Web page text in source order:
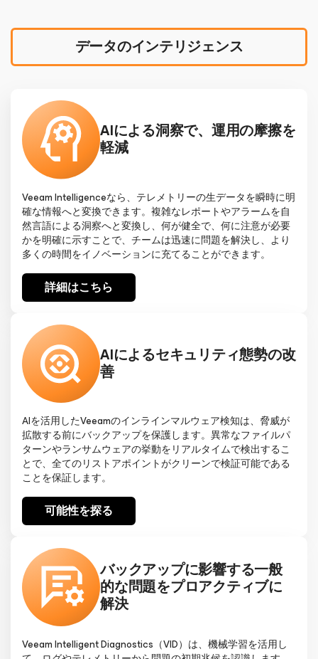
データのインテリジェンス
AIによる洞察で、運用の摩擦を
軽減
Veeam Intelligenceなら、テレメトリーの生データを瞬時に明
確な情報へと変換できます。複雑なレポートやアラームを自
然言語による洞察へと変換し、何が健全で、何に注意が必要
かを明確に示すことで、チームは迅速に問題を解決し、より
多くの時間をイノベーションに充てることができます。
詳細はこちら
AIによるセキュリティ態勢の改
善
AIを活用したVeeamのインラインマルウェア検知は、脅威が
拡散する前にバックアップを保護します。異常なファイルパ
ターンやランサムウェアの挙動をリアルタイムで検出するこ
とで、全てのリストアポイントがクリーンで検証可能である
ことを保証します。
可能性を探る
バックアップに影響する一般
的な問題をプロアクティブに
解決
Veeam Intelligent Diagnostics（VID）は、機械学習を活用し